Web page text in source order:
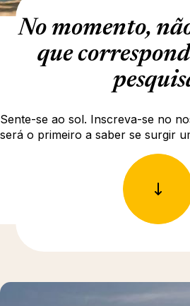
No momento,
que
Sente-se ao sol. Inscreva-se no
será o primeiro a saber se surgir